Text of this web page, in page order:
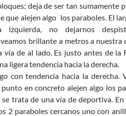
deja de ser tan sumamente
que alejen algo los paraboles. El
izquierda, no dejarnos
brillante a metros a nuestra
vía de al lado. Es justo antes de la
ligera tendencia hacia la derecha.
con tendencia hacia la derecha.
en concreto alejen algo los
trata de una vía de deportiva.
2 paraboles cercanos uno con